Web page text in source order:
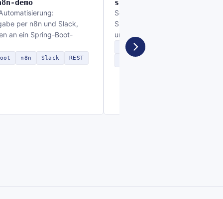
demo
per n8n und Slack,
an ein Spring-Boot-
n8n Slack REST
spring-ai-demo
Sechs Kanäle für LLM-
Spring Boot – von REST-Chat bis
und Vektordatenbank.
Java Spring Boot